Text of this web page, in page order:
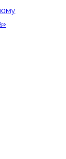
«Белокаменка»